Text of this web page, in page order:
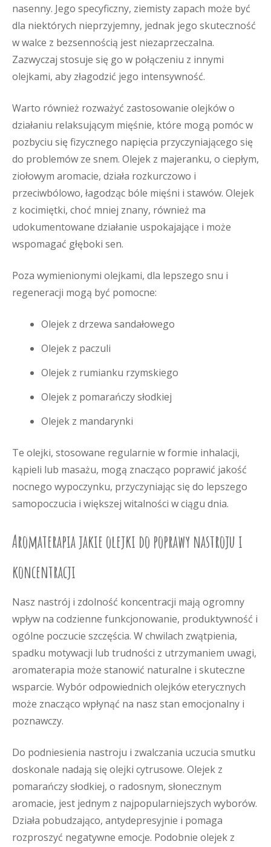
nasenny. Jego specyficzny, ziemisty zapach może być
dla niektórych nieprzyjemny, jednak jego skuteczność
w walce z bezsennością jest niezaprzeczalna.
Zazwyczaj stosuje się go w połączeniu z innymi
olejkami, aby złagodzić jego intensywność.
Warto również rozważyć zastosowanie olejków o
działaniu relaksującym mięśnie, które mogą pomóc w
pozbyciu się fizycznego napięcia przyczyniającego się
do problemów ze snem. Olejek z majeranku, o ciepłym,
ziołowym aromacie, działa rozkurczowo i
przeciwbólowo, łagodząc bóle mięśni i stawów. Olejek
z kocimiętki, choć mniej znany, również ma
udokumentowane działanie uspokajające i może
wspomagać głęboki sen.
Poza wymienionymi olejkami, dla lepszego snu i
regeneracji mogą być pomocne:
Olejek z drzewa sandałowego
Olejek z paczuli
Olejek z rumianku rzymskiego
Olejek z pomarańczy słodkiej
Olejek z mandarynki
Te olejki, stosowane regularnie w formie inhalacji,
kąpieli lub masażu, mogą znacząco poprawić jakość
nocnego wypoczynku, przyczyniając się do lepszego
samopoczucia i większej witalności w ciągu dnia.
Aromaterapia jakie olejki do poprawy nastroju i
koncentracji
Nasz nastrój i zdolność koncentracji mają ogromny
wpływ na codzienne funkcjonowanie, produktywność i
ogólne poczucie szczęścia. W chwilach zwątpienia,
spadku motywacji lub trudności z utrzymaniem uwagi,
aromaterapia może stanowić naturalne i skuteczne
wsparcie. Wybór odpowiednich olejków eterycznych
może znacząco wpłynąć na nasz stan emocjonalny i
poznawczy.
Do podniesienia nastroju i zwalczania uczucia smutku
doskonale nadają się olejki cytrusowe. Olejek z
pomarańczy słodkiej, o radosnym, słonecznym
aromacie, jest jednym z najpopularniejszych wyborów.
Działa pobudzająco, antydepresyjnie i pomaga
rozproszyć negatywne emocje. Podobnie olejek z